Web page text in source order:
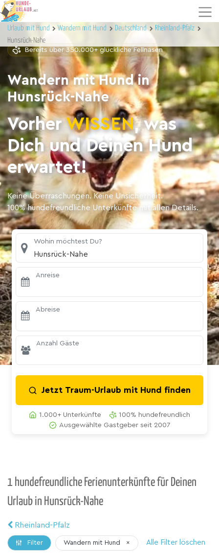
Urlaub mit Hund Wandern mit Hund Deutschland
Rheinland-Pfalz
Hunsrück-Nahe
Bereits über 350.000+ glückliche Fellnasen
Wandern mit Hund in
Hunsrück-Nahe
VorherWISSEN, was
Dich und Deinen Hund
erwartet!
Keine Überraschungen. Keine Unsicherheit.
100% hundefreundliche Unterkünfte mit allen Details.
Wohin möchtest Du?
Hunsrück-Nahe
Anreise
Abreise
Anzahl Gäste
Jetzt Traum-Urlaub mit Hund finden
1.000+ Unterkünfte
100% hundefreundlich
Ausgewählte Gastgeber seit 2007
1 hundefreundliche Ferienunterkünfte für Deinen
Urlaub in Hunsrück-Nahe
Rheinland-Pfalz
Filter Wandern mit Hund × Alle Filter löschen